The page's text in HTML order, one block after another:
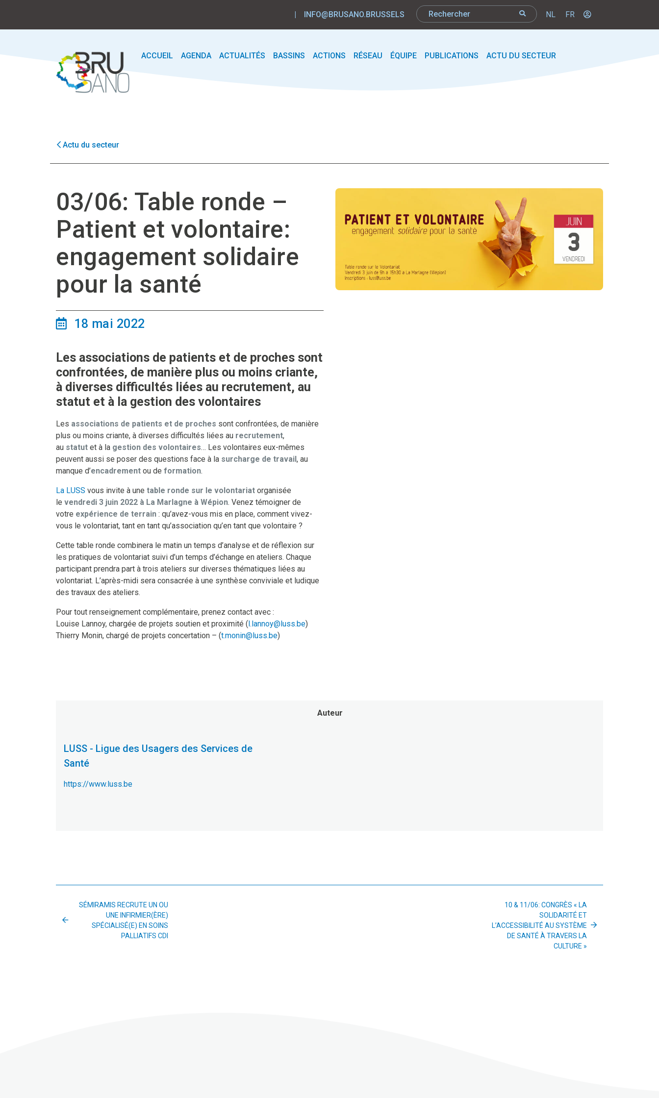
| INFO@BRUSANO.BRUSSELS NL FR
ACCUEIL AGENDA ACTUALITÉS BASSINS ACTIONS RÉSEAU ÉQUIPE PUBLICATIONS ACTU DU SECTEUR
Actu du secteur
03/06: Table ronde –
Patient et volontaire:
engagement solidaire
pour la santé
18 mai 2022
Les associations de patients et de proches sont
confrontées, de manière plus ou moins criante,
à diverses difficultés liées au recrutement, au
statut et à la gestion des volontaires
Les associations de patients et de proches sont confrontées, de manière
plus ou moins criante, à diverses difficultés liées au recrutement,
au statut et à la gestion des volontaires… Les volontaires eux-mêmes
peuvent aussi se poser des questions face à la surcharge de travail, au
manque d’encadrement ou de formation.
La LUSS vous invite à une table ronde sur le volontariat organisée
le vendredi 3 juin 2022 à La Marlagne à Wépion. Venez témoigner de
votre expérience de terrain : qu’avez-vous mis en place, comment vivez-
vous le volontariat, tant en tant qu’association qu’en tant que volontaire ?
Cette table ronde combinera le matin un temps d’analyse et de réflexion sur
les pratiques de volontariat suivi d’un temps d’échange en ateliers. Chaque
participant prendra part à trois ateliers sur diverses thématiques liées au
volontariat. L’après-midi sera consacrée à une synthèse conviviale et ludique
des travaux des ateliers.
Pour tout renseignement complémentaire, prenez contact avec :
Louise Lannoy, chargée de projets soutien et proximité (l.lannoy@luss.be)
Thierry Monin, chargé de projets concertation – (t.monin@luss.be)
Auteur
LUSS - Ligue des Usagers des Services de
Santé
https://www.luss.be
SÉMIRAMIS RECRUTE UN OU
UNE INFIRMIER(ÈRE)
SPÉCIALISÉ(E) EN SOINS
PALLIATIFS CDI
10 & 11/06: CONGRÈS « LA
SOLIDARITÉ ET
L’ACCESSIBILITÉ AU SYSTÈME
DE SANTÉ À TRAVERS LA
CULTURE »